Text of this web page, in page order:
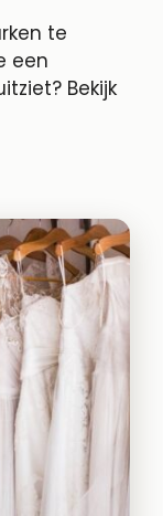
te
een
Bekijk